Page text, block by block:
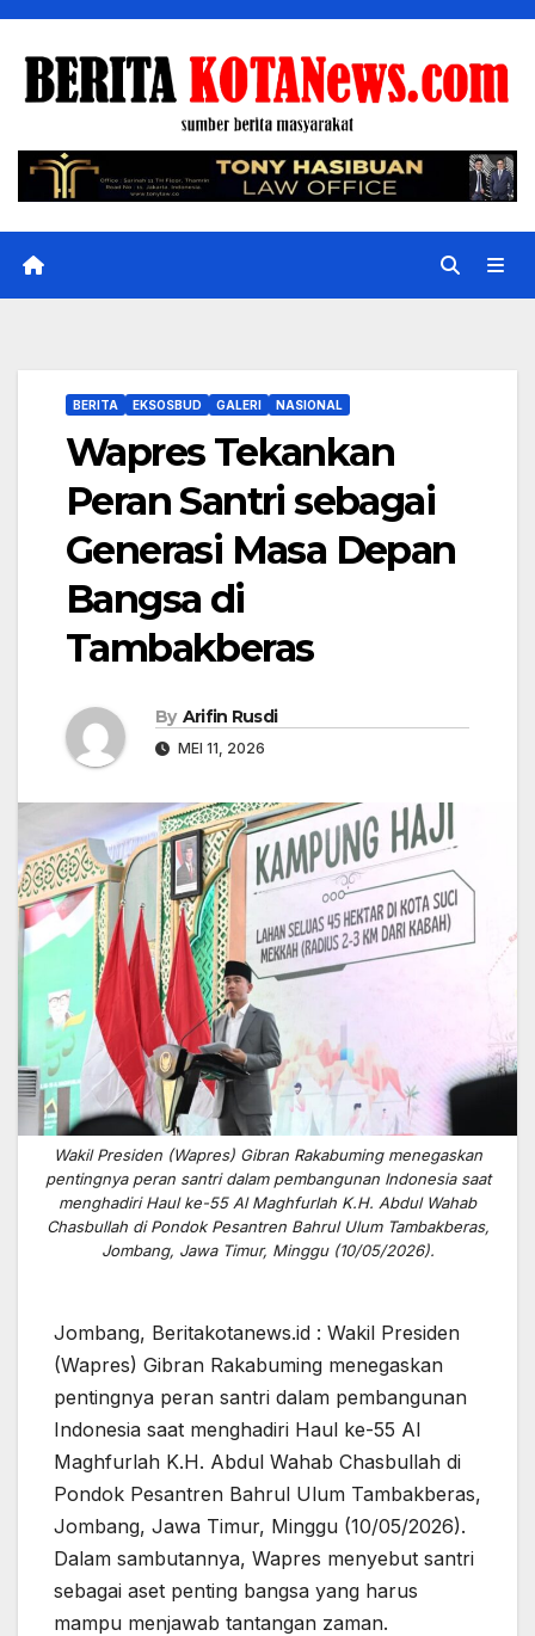
Skip
content
BERITA EKSOSBUD GALERI NASIONAL
Wapres Tekankan
Peran Santri sebagai
Generasi Masa Depan
Bangsa di
Tambakberas
By Arifin Rusdi
MEI 11, 2026
Wakil Presiden (Wapres) Gibran Rakabuming menegaskan
pentingnya peran santri dalam pembangunan Indonesia saat
menghadiri Haul ke-55 Al Maghfurlah K.H. Abdul Wahab
Chasbullah di Pondok Pesantren Bahrul Ulum Tambakberas,
Jombang, Jawa Timur, Minggu (10/05/2026).
Jombang, Beritakotanews.id : Wakil Presiden
(Wapres) Gibran Rakabuming menegaskan
pentingnya peran santri dalam pembangunan
Indonesia saat menghadiri Haul ke-55 Al
Maghfurlah K.H. Abdul Wahab Chasbullah di
Pondok Pesantren Bahrul Ulum Tambakberas,
Jombang, Jawa Timur, Minggu (10/05/2026).
Dalam sambutannya, Wapres menyebut santri
sebagai aset penting bangsa yang harus
mampu menjawab tantangan zaman.